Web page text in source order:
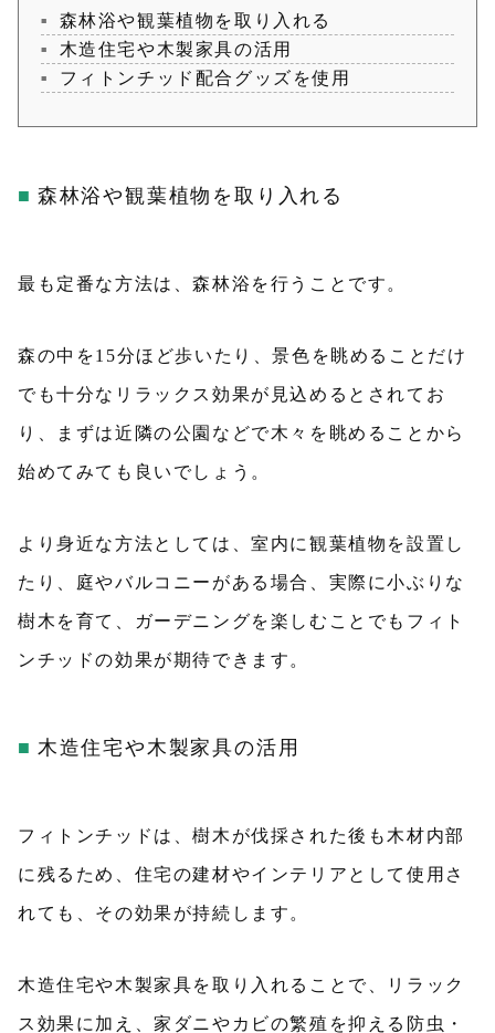
森林浴や観葉植物を取り入れる
木造住宅や木製家具の活用
フィトンチッド配合グッズを使用
森林浴や観葉植物を取り入れる
最も定番な方法は、森林浴を行うことです。
森の中を15分ほど歩いたり、景色を眺めることだけ
でも十分なリラックス効果が見込めるとされてお
り、まずは近隣の公園などで木々を眺めることから
始めてみても良いでしょう。
より身近な方法としては、室内に観葉植物を設置し
たり、庭やバルコニーがある場合、実際に小ぶりな
樹木を育て、ガーデニングを楽しむことでもフィト
ンチッドの効果が期待できます。
木造住宅や木製家具の活用
フィトンチッドは、樹木が伐採された後も木材内部
に残るため、住宅の建材やインテリアとして使用さ
れても、その効果が持続します。
木造住宅や木製家具を取り入れることで、リラック
ス効果に加え、家ダニやカビの繁殖を抑える防虫・